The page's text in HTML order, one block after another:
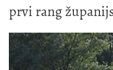
prvi rang